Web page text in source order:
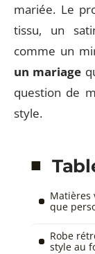
mariée. Le
tissu, un
comme un
un mariage
question de
style.
Matières
que
Robe
style au